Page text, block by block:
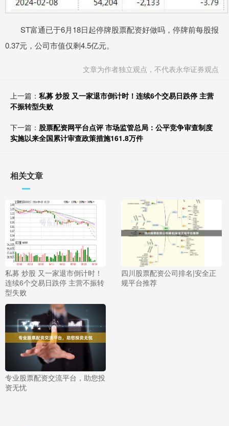
ST富通已于6月18日起停牌股票配资好做吗，停牌前每股报
0.37元，公司市值仅剩4.5亿元。
文章为作者独立观点，不代表永华证券观点
上一篇： 私募 炒股 又一家退市倒计时！连续6个交易日跌停 主营
不振转型失败
下一篇： 股票配资网平台点评 市场监管总局：公平竞争审查制度
实施以来全国累计审查政策措施161.8万件
相关文章
私募 炒股 又一家退市倒计时！
连续6个交易日跌停 主营不振转
型失败
四川股票配资公司排名|安全正
规平台推荐
专业股票配资交流平台，助您投
资无忧